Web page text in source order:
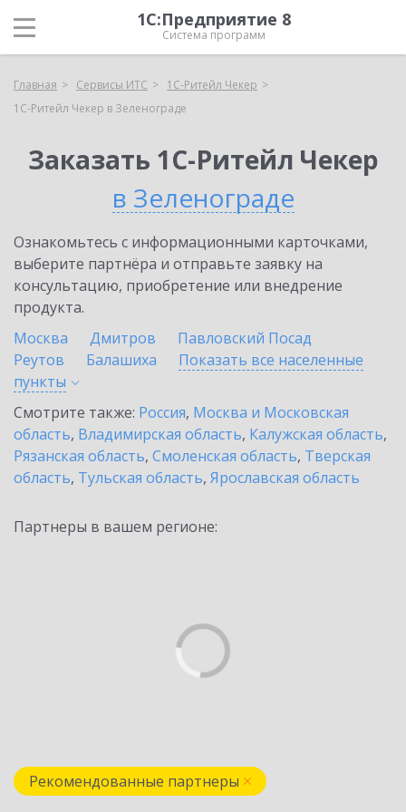
1С:Предприятие 8
Система программ
Главная Сервисы ИТС
1C-Ритейл Чекер
1C-Ритейл Чекер в Зеленограде
Заказать 1C-Ритейл Чекер
в Зеленограде
Ознакомьтесь с информационными карточками,
выберите партнёра и отправьте заявку на
консультацию, приобретение или внедрение
продукта.
Москва
Дмитров
Павловский Посад
Реутов
Балашиха
Показать все населенные
пункты
Смотрите также: Россия, Москва и Московская
область, Владимирская область, Калужская область,
Рязанская область, Смоленская область, Тверская
область, Тульская область, Ярославская область
Партнеры в вашем регионе:
Рекомендованные партнеры